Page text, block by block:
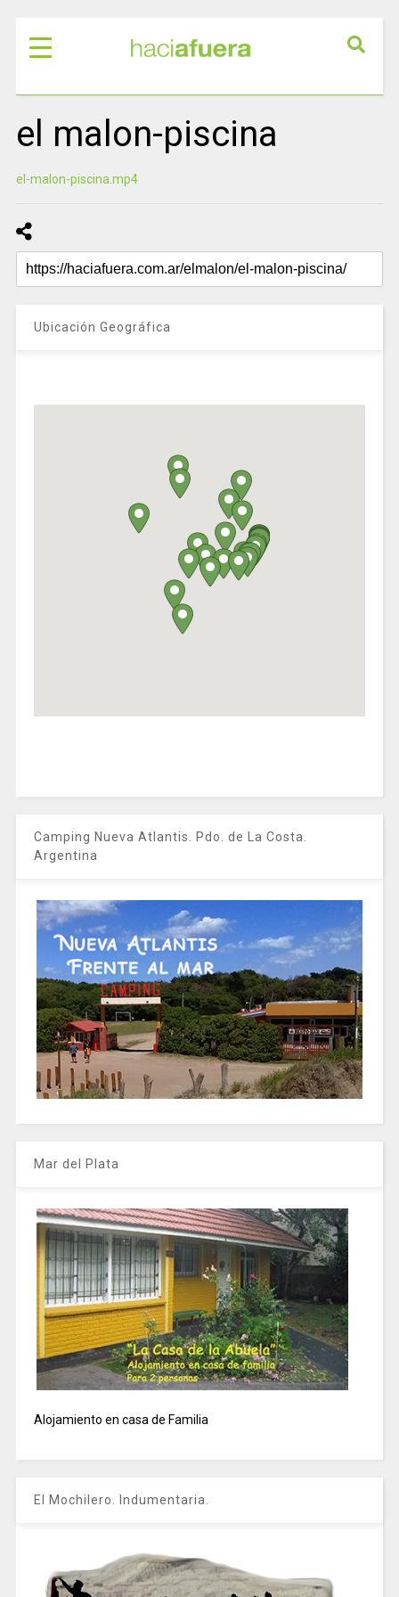
el malon-piscina
el-malon-piscina.mp4
Ubicación Geográfica
Camping Nueva Atlantis. Pdo. de La Costa.
Argentina
Mar del Plata
Alojamiento en casa de Familia
El Mochilero. Indumentaria.